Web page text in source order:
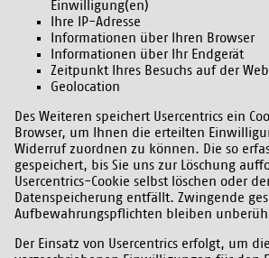
Einwilligung(en)
Ihre IP-Adresse
Informationen über Ihren Browser
Informationen über Ihr Endgerät
Zeitpunkt Ihres Besuchs auf der
Geolocation
Des Weiteren speichert Usercentrics ein
Browser, um Ihnen die erteilten
Widerruf zuordnen zu können. Die so
gespeichert, bis Sie uns zur Löschung
Usercentrics-Cookie selbst löschen oder
Datenspeicherung entfällt. Zwingende
Aufbewahrungspflichten bleiben
Der Einsatz von Usercentrics erfolgt, um